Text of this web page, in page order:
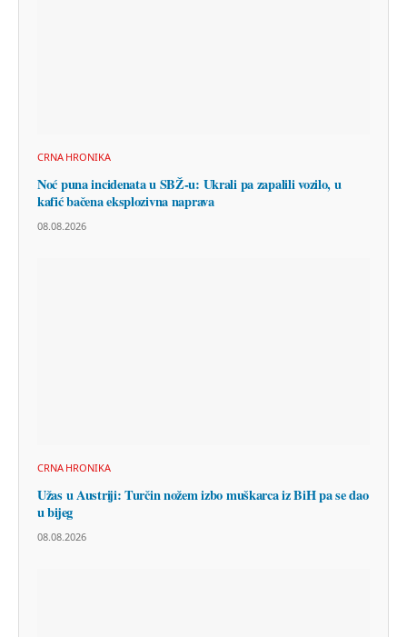
CRNA HRONIKA
Noć puna incidenata u SBŽ-u: Ukrali pa zapalili vozilo, u
kafić bačena eksplozivna naprava
08.08.2026
CRNA HRONIKA
Užas u Austriji: Turčin nožem izbo muškarca iz BiH pa se dao
u bijeg
08.08.2026